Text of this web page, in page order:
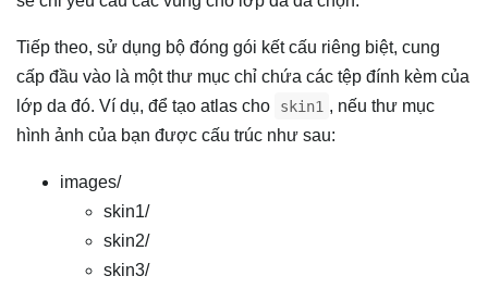
Tiếp theo, sử dụng bộ đóng gói kết cấu riêng biệt, cung
cấp đầu vào là một thư mục chỉ chứa các tệp đính kèm của
lớp da đó. Ví dụ, để tạo atlas cho
skin1 , nếu thư mục
hình ảnh của bạn được cấu trúc như sau:
images/
skin1/
skin2/
skin3/